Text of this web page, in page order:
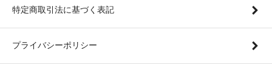
特定商取引法に基づく表記
プライバシーポリシー